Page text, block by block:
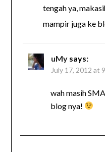
tengah ya,
mampir juga ke
uMy says:
July 17, 2012 at
wah masih
blog nya!